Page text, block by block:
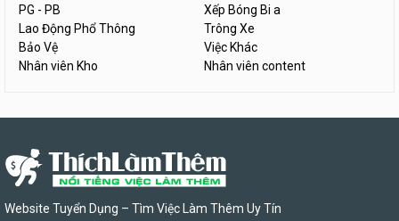
PG - PB
Xếp Bóng Bi a
Lao Động Phổ Thông
Trông Xe
Bảo Vệ
Việc Khác
Nhân viên Kho
Nhân viên content
Website Tuyển Dụng – Tìm Việc Làm Thêm Uy Tín